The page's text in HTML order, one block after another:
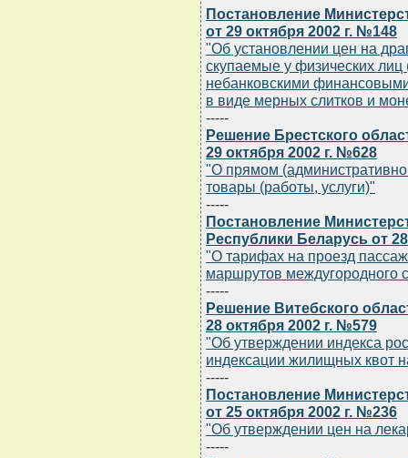
Постановление
от 29 октября 2002 г. №148
"Об установлении цен на
скупаемые у физических
небанковскими
в виде мерных слитков и
-----
Решение Брестского
29 октября 2002 г. №628
"О прямом
товары (работы, услуги)"
-----
Постановление
Республики Беларусь от
"О тарифах на проезд
маршрутов междугородного
-----
Решение Витебского
28 октября 2002 г. №579
"Об утверждении индекса
индексации жилищных квот
-----
Постановление
от 25 октября 2002 г. №236
"Об утверждении цен на
-----